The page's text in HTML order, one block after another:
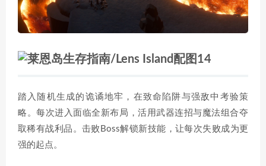
踏入随机生成的诡谲地牢，在致命陷阱与强敌中考验策
略。每次进入面临全新布局，活用武器连招与魔法组合夺
取稀有战利品。击败Boss解锁新技能，让每次失败成为更
强的起点。